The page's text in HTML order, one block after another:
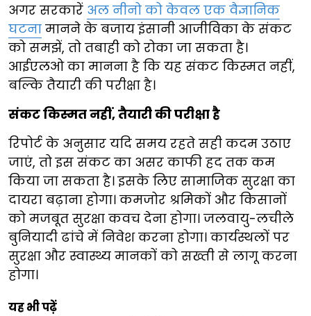
अगर सरकारें अल नीनो को केवल एक वैज्ञानिक
घटना मानने के बजाय इंसानी आजीविका के संकट
को समझें, तो तबाही को रोका जा सकता है।
आईएलओ का मानना है कि यह संकट किस्मत नहीं,
बल्कि तैयारी की परीक्षा है।
संकट किस्मत नहीं, तैयारी की परीक्षा है
रिपोर्ट के अनुसार यदि समय रहते सही कदम उठाए
जाएं, तो इस संकट का असर काफी हद तक कम
किया जा सकता है। इसके लिए सामाजिक सुरक्षा का
दायरा बढ़ाना होगा। कमजोर श्रमिकों और किसानों
को मजबूत सुरक्षा कवच देना होगा। जलवायु-लचीले
बुनियादी ढांचे में निवेश करना होगा। कार्यस्थलों पर
सुरक्षा और स्वास्थ्य मानकों को सख्ती से लागू करना
होगा।
यह भी पढ़ें